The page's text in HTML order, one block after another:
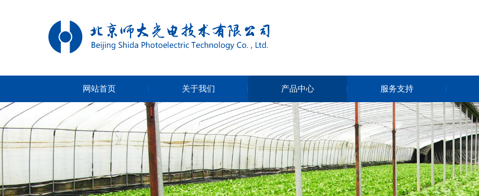
网站首页 关于我们 产品中心 服务支持